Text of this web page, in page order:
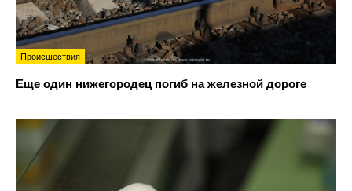
Происшествия
Еще один нижегородец погиб на железной дороге